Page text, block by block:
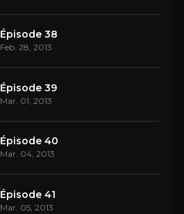
Épisode 38
Feb. 28, 2013
Épisode 39
Mar. 01, 2013
Épisode 40
Mar. 04, 2013
Épisode 41
Mar. 05, 2013